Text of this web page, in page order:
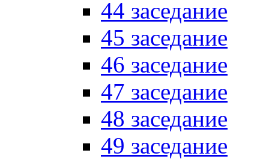
44 заседание
45 заседание
46 заседание
47 заседание
48 заседание
49 заседание